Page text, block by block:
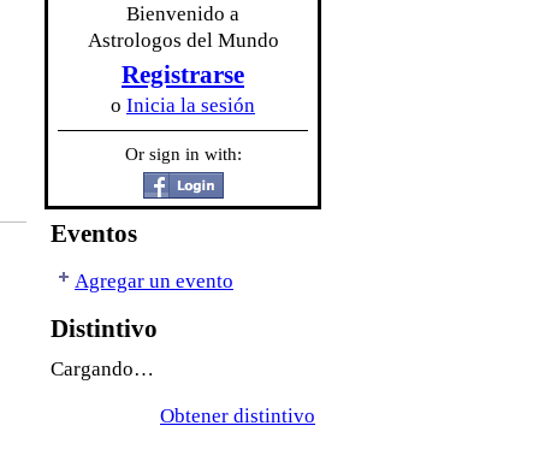
Bienvenido a
Astrologos del Mundo
Registrarse
o Inicia la sesión
Or sign in with:
Eventos
Agregar un evento
Distintivo
Cargando…
Obtener distintivo